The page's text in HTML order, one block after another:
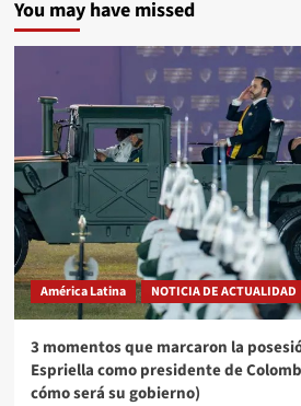
You may have missed
América Latina NOTICIA DE ACTUALIDAD
3 momentos que marcaron la
Espriella como presidente de
cómo será su gobierno)